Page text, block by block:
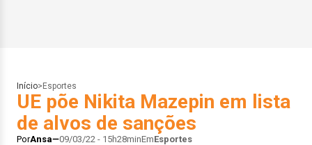
Início> Esportes
UE põe Nikita Mazepin em lista
de alvos de sanções
PorAnsa 09/03/22 - 15h28minEmEsportes